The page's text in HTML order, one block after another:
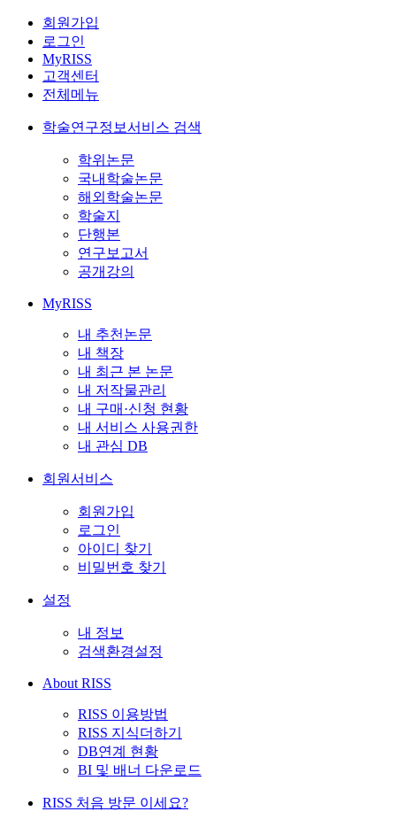
회원가입
로그인
MyRISS
고객센터
전체메뉴
학술연구정보서비스 검색
학위논문
국내학술논문
해외학술논문
학술지
단행본
연구보고서
공개강의
MyRISS
내 추천논문
내 책장
내 최근 본 논문
내 저작물관리
내 구매·신청 현황
내 서비스 사용권한
내 관심 DB
회원서비스
회원가입
로그인
아이디 찾기
비밀번호 찾기
설정
내 정보
검색환경설정
About RISS
RISS 이용방법
RISS 지식더하기
DB연계 현황
BI 및 배너 다운로드
RISS 처음 방문 이세요?